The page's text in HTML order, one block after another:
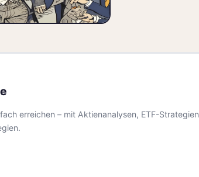
🏷️ Bitcoin
🏷️ Ethereum
erreichen – mit Aktienanalysen, ETF-Strategien